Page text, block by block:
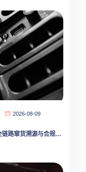
2026-08-09
2026年品牌渠道管控AI化：从价格监测到全链路窜货溯源与合规治理